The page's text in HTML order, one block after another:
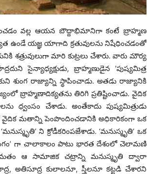
వల్ల ఆయన బౌద్దాభిమానిగా కంటే బ్రాహ్మణ
ఉండే యజ్ఞ యాగాది క్రతువులను నిషేధించడంతో
శత్రువులుగా మారి కుట్రలు చేశారు. వారు మౌర్య
సైన్యాధ్యక్షుడు, బ్రాహ్మణుడైన ‘పుష్యమిత్ర
శుంగ రాజ్యాన్ని స్థాపించాడు. అతడు రాజ్యానికి
బ్రాహ్మణాదిక్యతను తిరిగి ప్రతిష్టించాడు. వైదిక
ధ్వంసం చేశాడు. అంతేకాదు పుష్యమిత్రుడు
వైదిక మతాన్ని పెంపొందించడానికి అధికారికంగా ఒక
ని క్రోడీకరింపజేశాడు. ‘మనుస్మృతి’ ఒక
గా చాలాకాలం పాటు భారత దేశంలో చెలామణి
ఆ సామాజిక చట్రాన్ని మనుస్మృతి ద్వారా
కులాలనూ, స్త్రీలనూ కట్టడి చేశారని